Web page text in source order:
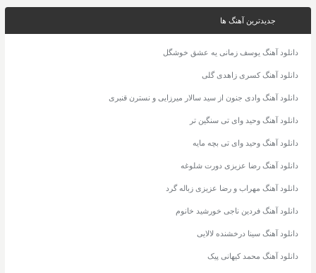
جدیدترین آهنگ ها
دانلود آهنگ یوسف زمانی یه عشق خوشگل
دانلود آهنگ کسری زاهدی گلی
دانلود آهنگ وادی جنون از سید سالار میرزایی و نسترن قنبری
دانلود آهنگ وحید وای تی سنگین تر
دانلود آهنگ وحید وای تی بچه مایه
دانلود آهنگ رضا عزیزی دورت شلوغه
دانلود آهنگ مهراب و رضا عزیزی زباله گرد
دانلود آهنگ فردین ناجی خورشید خانوم
دانلود آهنگ سینا درخشنده لالایی
دانلود آهنگ محمد کیهانی پیک